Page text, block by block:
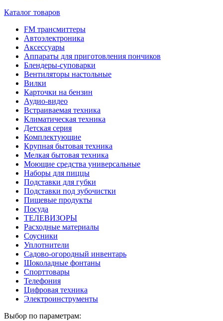
Каталог товаров
FM трансмиттеры
Автоэлектроника
Аксессуары
Аппараты для приготовления пончиков
Блендеры-суповарки
Вентиляторы настольные
Вилки
Карточки на бензин
Аудио-видео
Встраиваемая техника
Климатическая техника
Детская серия
Комплектующие
Крупная бытовая техника
Мелкая бытовая техника
Моющие средства универсальные
Наборы для пиццы
Подставки для губки
Подставки под зубочистки
Пищевые продукты
Посуда
ТЕЛЕВИЗОРЫ
Расходные материалы
Соусники
Уплотнители
Садово-огородный инвентарь
Шоколадные фонтаны
Спорттовары
Телефония
Цифровая техника
Электроинструменты
Выбор по параметрам: